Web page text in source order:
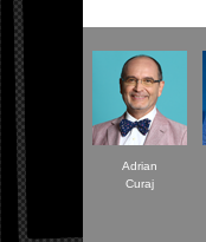
Adrian
Curaj